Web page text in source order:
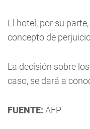
El hotel, por su
concepto de
La decisión sobre
caso, se dará a
FUENTE: AFP